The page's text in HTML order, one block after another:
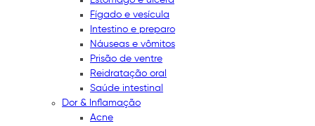
Fígado e vesícula
Intestino e preparo
Náuseas e vômitos
Prisão de ventre
Reidratação oral
Saúde intestinal
Dor & Inflamação
Acne